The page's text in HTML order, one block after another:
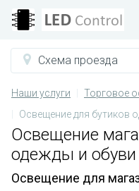
Схема проезда
Наши услуги
Торговое
Освещение для бутиков
Освещение
одежды и обуви
Освещение для